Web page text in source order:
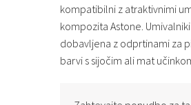
kompatibilni z atraktivnimi
kompozita Astone.
dobavljena z odprtinami za
barvi s sijočim ali mat